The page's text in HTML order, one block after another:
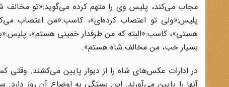
مجاب می‌کند، پلیس وی را متهم کرده می‌گوید:«تو
پلیس:«ولی تو اعتصاب کرده‌ای»، کاسب:«من اعتصاب
هستی»، کاسب:«البته که من طرفدار خمینی هستم»،
بسیار خب، من مخالف شاه هستم».
در ادارات عکس‌های شاه را از دیوار پایین می‌کشند. وقتی
آنها را پایین می‌آورند. این بستگی به اوضاع آن روز